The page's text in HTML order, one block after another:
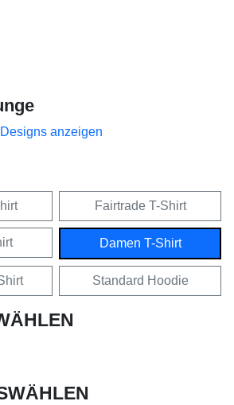
anzeigen
Fairtrade T-Shirt
Damen T-Shirt
Standard Hoodie